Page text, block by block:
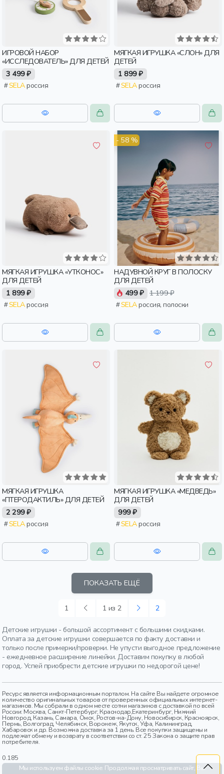
ИГРОВОЙ НАБОР
«ИССЛЕДОВАТЕЛЬ» ДЛЯ ДЕТЕЙ
3 499 ₽
SELAроссия
МЯГКАЯ ИГРУШКА «СЛОН» ДЛЯ
ДЕТЕЙ
1 899 ₽
SELAроссия
МЯГКАЯ ИГРУШКА «УТКОНОС»
ДЛЯ ДЕТЕЙ
1 899 ₽
SELAроссия
- 58 %
НАДУВНОЙ КРУГ В ПОЛОСКУ
ДЛЯ ДЕТЕЙ
499 ₽ 1 199 ₽
SELAроссия, полоски
МЯГКАЯ ИГРУШКА
«ПТЕРОДАКТИЛЬ» ДЛЯ ДЕТЕЙ
2 299 ₽
SELAроссия
МЯГКАЯ ИГРУШКА «МЕДВЕДЬ»
ДЛЯ ДЕТЕЙ
999 ₽
SELAроссия
ПОКАЗАТЬ ЕЩЁ
1 1 из 2 2
Детские игрушки - большой ассортимент с большими скидками.
Оплата за детские игрушки совершается по факту доставки и
только после примерки/проверки. Не упусти выгодное предложение
- ежедневное расширение линейки. Доставим покупку в любой
город. Успей приобрести детские игрушки по недорогой цене!
Ресурс является информационным порталом. На сайте Вы найдете огромное
количество оригинальных товаров от проверенных официальных интернет-
магазинов. Мы собрали в одном месте сотни магазинов с доставкой по всей
России: Москва, Санкт-Петербург, Краснодар,Екатеринбург, Нижний
Новгород, Казань, Самара, Омск, Ростов-на-Дону, Новосибирск, Красноярск,
Пермь, Волгоград, Челябинск, Воронеж, Якутск, Уфа, Калининград,
Хабаровск и др. Возможна доставка за 1 день. Все покупки защищены и
подлежат обмену и возврату в соответствии со ст. 25 Закона о защите прав
потребителя.
0.185
Мы используем файлы cookie. Продолжая просматривать сайт, Вы